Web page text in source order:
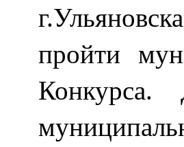
пройти